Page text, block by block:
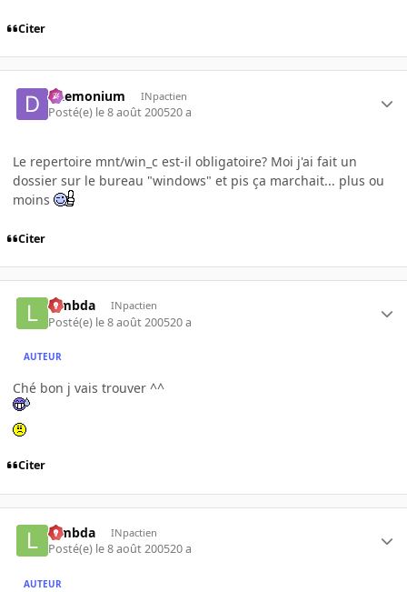
Citer
Daemonium INpactien
Posté(e) le 8 août 200520 a
Le repertoire mnt/win_c est-il obligatoire? Moi j'ai fait un
dossier sur le bureau "windows" et pis ça marchait... plus ou
moins
Citer
lambda INpactien
Posté(e) le 8 août 200520 a
AUTEUR
Ché bon j vais trouver ^^
Citer
lambda INpactien
Posté(e) le 8 août 200520 a
AUTEUR